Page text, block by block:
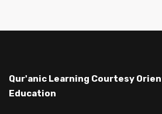
Qur'anic Learning Courtesy
Education